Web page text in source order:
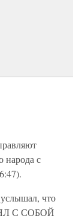
народа с
что
С СОБОЙ